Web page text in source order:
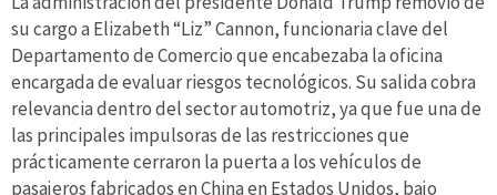
su cargo a Elizabeth “Liz” Cannon, funcionaria clave del
Departamento de Comercio que encabezaba la oficina
encargada de evaluar riesgos tecnológicos. Su salida cobra
relevancia dentro del sector automotriz, ya que fue una de
las principales impulsoras de las restricciones que
prácticamente cerraron la puerta a los vehículos de
pasajeros fabricados en China en Estados Unidos, bajo